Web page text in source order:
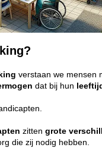
verstaan we mensen
dat bij hun leeftijd
zittengrote
die zij nodig hebben.